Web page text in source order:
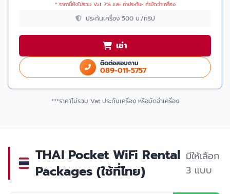
* ราคานี้ยังไม่รวม Vat 7% และ ค่าประกัน- ค่ามัดจำเครื่อง
ประกันเครื่อง 500 บ./ทริป
เช่า
ติดต่อสอบถาม
089-011-5757
***ราคาไม่รวม Vat ประกันเครื่อง หรือมัดจำเครื่อง
THAI Pocket WiFi Rental
Packages (ใช้ที่ไทย)
มีให้เลือก
3 แบบ